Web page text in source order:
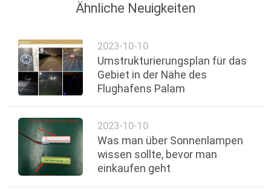
Ähnliche Neuigkeiten
2023-10-10
Umstrukturierungsplan für das
Gebiet in der Nähe des
Flughafens Palam
2023-10-10
Was man über Sonnenlampen
wissen sollte, bevor man
einkaufen geht